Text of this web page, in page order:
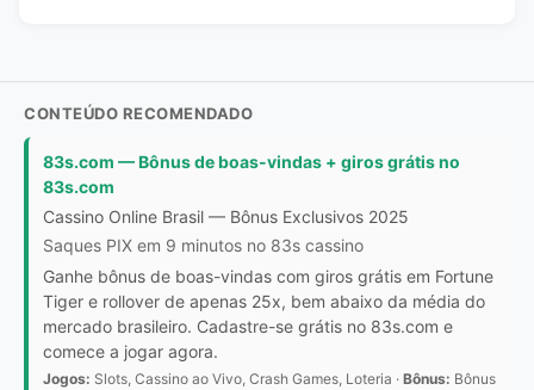
CONTEÚDO RECOMENDADO
83s.com — Bônus de boas-vindas + giros grátis no
83s.com
Cassino Online Brasil — Bônus Exclusivos 2025
Saques PIX em 9 minutos no 83s cassino
Ganhe bônus de boas-vindas com giros grátis em Fortune
Tiger e rollover de apenas 25x, bem abaixo da média do
mercado brasileiro. Cadastre-se grátis no 83s.com e
comece a jogar agora.
Jogos: Slots, Cassino ao Vivo, Crash Games, Loteria · Bônus: Bônus